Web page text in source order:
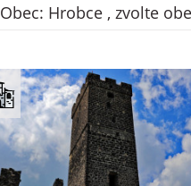
Obec: Hrobce , zvolte